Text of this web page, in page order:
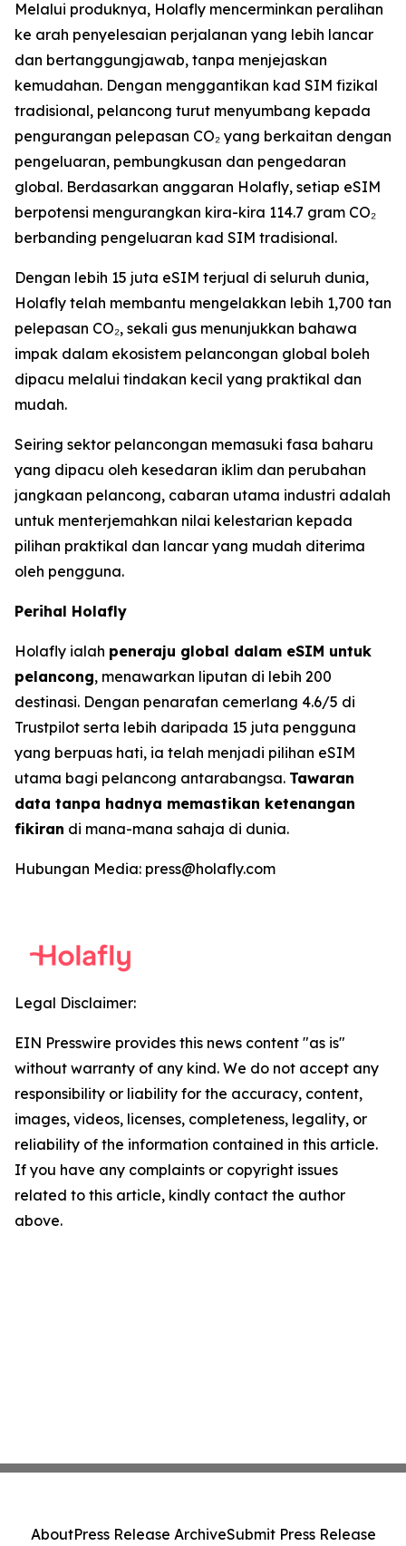
Melalui produknya, Holafly mencerminkan peralihan
ke arah penyelesaian perjalanan yang lebih lancar
dan bertanggungjawab, tanpa menjejaskan
kemudahan. Dengan menggantikan kad SIM fizikal
tradisional, pelancong turut menyumbang kepada
pengurangan pelepasan CO₂ yang berkaitan dengan
pengeluaran, pembungkusan dan pengedaran
global. Berdasarkan anggaran Holafly, setiap eSIM
berpotensi mengurangkan kira-kira 114.7 gram CO₂
berbanding pengeluaran kad SIM tradisional.
Dengan lebih 15 juta eSIM terjual di seluruh dunia,
Holafly telah membantu mengelakkan lebih 1,700 tan
pelepasan CO₂, sekali gus menunjukkan bahawa
impak dalam ekosistem pelancongan global boleh
dipacu melalui tindakan kecil yang praktikal dan
mudah.
Seiring sektor pelancongan memasuki fasa baharu
yang dipacu oleh kesedaran iklim dan perubahan
jangkaan pelancong, cabaran utama industri adalah
untuk menterjemahkan nilai kelestarian kepada
pilihan praktikal dan lancar yang mudah diterima
oleh pengguna.
Perihal Holafly
Holafly ialah peneraju global dalam eSIM untuk
pelancong, menawarkan liputan di lebih 200
destinasi. Dengan penarafan cemerlang 4.6/5 di
Trustpilot serta lebih daripada 15 juta pengguna
yang berpuas hati, ia telah menjadi pilihan eSIM
utama bagi pelancong antarabangsa. Tawaran
data tanpa hadnya memastikan ketenangan
fikiran di mana-mana sahaja di dunia.
Hubungan Media: press@holafly.com
Legal Disclaimer:
EIN Presswire provides this news content "as is"
without warranty of any kind. We do not accept any
responsibility or liability for the accuracy, content,
images, videos, licenses, completeness, legality, or
reliability of the information contained in this article.
If you have any complaints or copyright issues
related to this article, kindly contact the author
above.
AboutPress Release ArchiveSubmit Press Release